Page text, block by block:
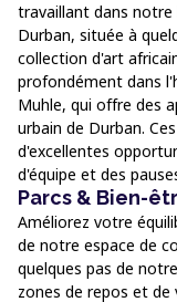
travaillant dans notre
Durban, située à
collection d'art
profondément dans
Muhle, qui offre des
urbain de Durban.
d'excellentes
d'équipe et des
Parcs & Bien-
Améliorez votre
de notre espace de
quelques pas de
zones de repos et de